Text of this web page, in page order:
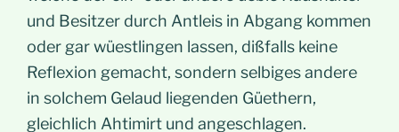
und Besitzer durch Antleis in Abgang kommen
oder gar wüestlingen lassen, dißfalls keine
Reflexion gemacht, sondern selbiges andere
in solchem Gelaud liegenden Güethern,
gleichlich Ahtimirt und angeschlagen.